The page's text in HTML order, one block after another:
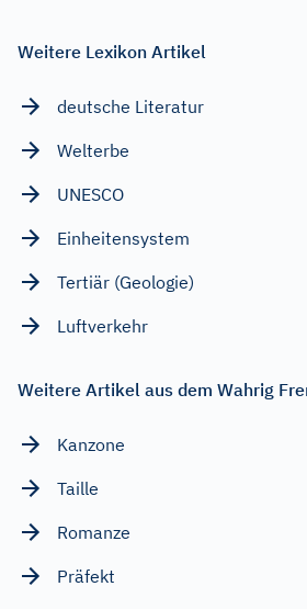
Weitere Lexikon Artikel
deutsche Literatur
Welterbe
UNESCO
Einheitensystem
Tertiär (Geologie)
Luftverkehr
Weitere Artikel aus dem Wahrig
Kanzone
Taille
Romanze
Präfekt